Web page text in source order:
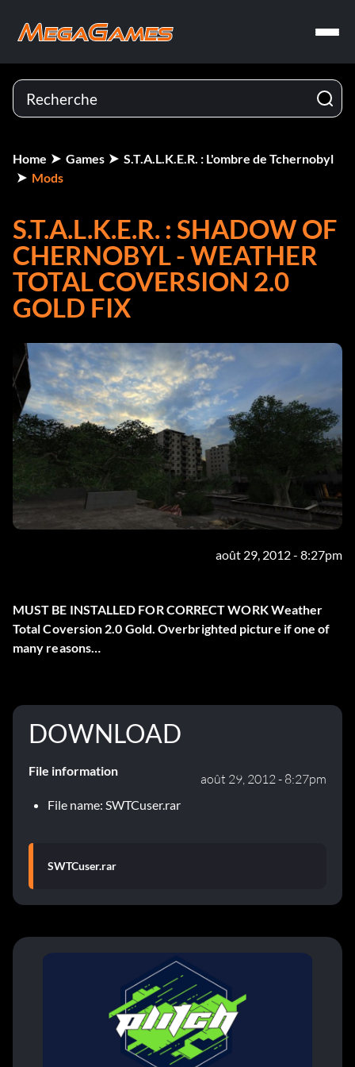
Home Games
S.T.A.L.K.E.R. : L'ombre de Tchernobyl
Mods
S.T.A.L.K.E.R. : SHADOW OF
CHERNOBYL - WEATHER
TOTAL COVERSION 2.0
GOLD FIX
août 29, 2012 - 8:27pm
MUST BE INSTALLED FOR CORRECT WORK Weather
Total Coversion 2.0 Gold. Overbrighted picture if one of
many reasons…
DOWNLOAD
File information
août 29, 2012 - 8:27pm
File name: SWTCuser.rar
SWTCuser.rar